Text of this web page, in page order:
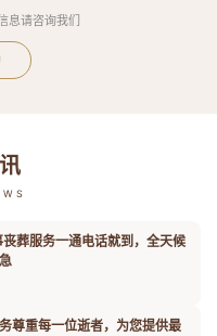
息请咨询我们
葬服务一通电话就到，全天候
尊重每一位逝者，为您提供最